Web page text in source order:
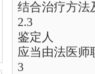
结合治疗方法
2.3
鉴定人
应当由法医师
3